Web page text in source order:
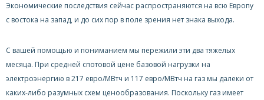
Экономические последствия сейчас распространяются на всю Европу
с востока на запад, и до сих пор в поле зрения нет знака выхода.
С вашей помощью и пониманием мы пережили эти два тяжелых
месяца. При средней спотовой цене базовой нагрузки на
электроэнергию в 217 евро/МВтч и 117 евро/МВтч на газ мы далеки от
каких-либо разумных схем ценообразования. Поскольку газ имеет